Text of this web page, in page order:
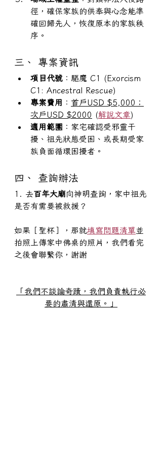
徑，確保家族的供奉與心念能準
確回歸先人，恢復原本的家族秩
序。
三、 專案資訊
項目代號 ：驅魔 C1 (Exorcism
C1: Ancestral Rescue)
專案費用
： 首戶USD $5,000；
次戶USD $2000 (解說文章)
適用範圍 ：家宅確認受邪靈干
擾、祖先狀態受困、或長期受家
族負面循環困擾者。
四、 查詢辦法
1. 去百年大廟向神明查詢，家中祖先
是否有需要被救援？
如果［聖杯］，那就填寫問題清單並
拍照上傳家中佛桌的照片，我們看完
之後會聯繫你，謝謝
「我們不談論奇蹟，我們負責執行必
要的肅清與還原。」